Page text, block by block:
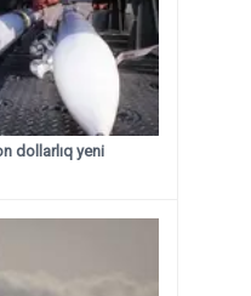
dollarlıq yeni